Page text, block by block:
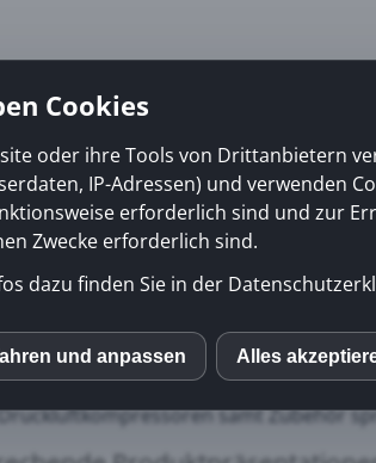
Services Erfolge News
AGmit Sitz in Effingen ist
für CompAir Kompressoren in der
samt Zubehör
Cookies
oder ihre Tools von Drittanbietern
IP-Adressen) und verwenden
erforderlich sind und zur
Zwecke erforderlich sind.
dazu finden Sie in der
und anpassen Alles